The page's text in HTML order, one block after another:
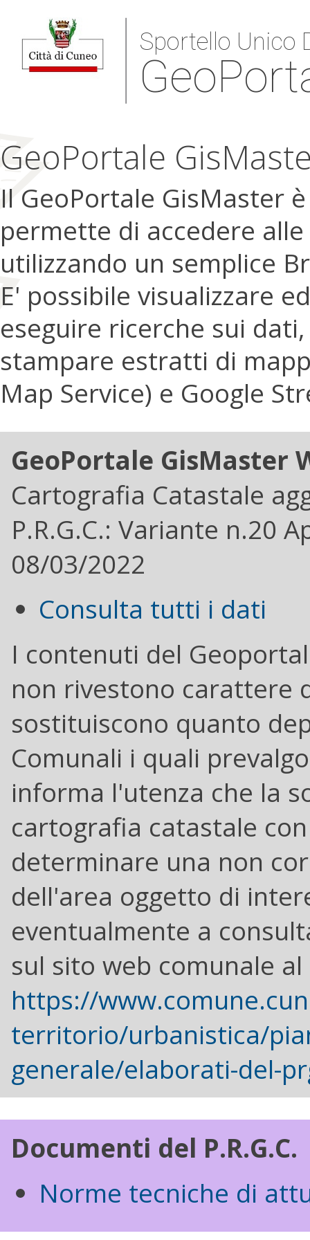
Sportello Unico
GeoPortale
Il GeoPortale GisMaster
permette di accedere
utilizzando un semplice
E' possibile visualizzare
eseguire ricerche sui
stampare estratti di
Map Service) e Google
GeoPortale GisMaster
Cartografia Catastale
P.R.G.C.: Variante n.20
08/03/2022
Consulta tutti i dati
I contenuti del
non rivestono carattere
sostituiscono quanto
Comunali i quali
informa l'utenza che la
cartografia catastale
determinare una non
dell'area oggetto di
eventualmente a
sul sito web comunale
https://
territorio/urbanistica/
generale/elaborati-del-
Documenti del P.R.G.C.
Norme tecniche di